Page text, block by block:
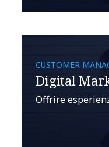
CUSTOMER
Digital
Offrire